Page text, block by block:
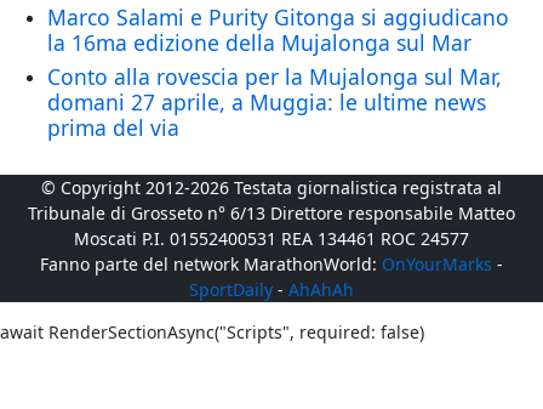
Marco Salami e Purity Gitonga si aggiudicano
la 16ma edizione della Mujalonga sul Mar
Conto alla rovescia per la Mujalonga sul Mar,
domani 27 aprile, a Muggia: le ultime news
prima del via
© Copyright 2012-2026 Testata giornalistica registrata al
Tribunale di Grosseto n° 6/13 Direttore responsabile Matteo
Moscati P.I. 01552400531 REA 134461 ROC 24577
Fanno parte del network MarathonWorld: OnYourMarks -
SportDaily - AhAhAh
await RenderSectionAsync("Scripts", required: false)